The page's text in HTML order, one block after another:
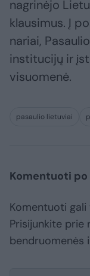
nagrinėjo
klausimus. Į
nariai,
institucijų ir
visuomenė.
pasaulio lietuviai
Komentuoti
Komentuoti
Prisijunkite
bendruomenės